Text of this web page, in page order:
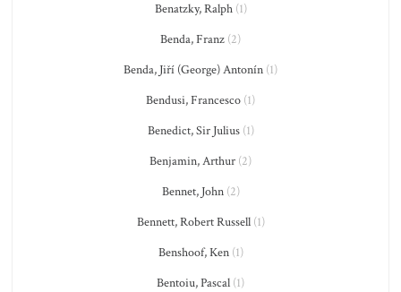
Benatzky, Ralph(1)
Benda, Franz (2)
Benda, Jiří (George) Antonín (1)
Bendusi, Francesco (1)
Benedict, Sir Julius(1)
Benjamin, Arthur (2)
Bennet, John(2)
Bennett, Robert Russell(1)
Benshoof, Ken(1)
Bentoiu, Pascal (1)